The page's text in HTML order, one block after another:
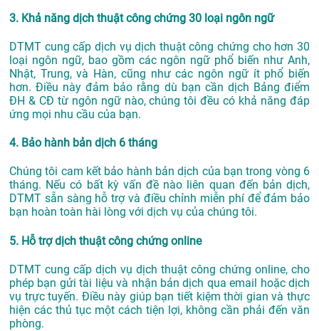
3. Khả năng dịch thuật công chứng 30 loại ngôn ngữ
DTMT cung cấp dịch vụ dịch thuật công chứng cho hơn 30
loại ngôn ngữ, bao gồm các ngôn ngữ phổ biến như Anh,
Nhật, Trung, và Hàn, cũng như các ngôn ngữ ít phổ biến
hơn. Điều này đảm bảo rằng dù bạn cần dịch Bảng điểm
ĐH & CĐ từ ngôn ngữ nào, chúng tôi đều có khả năng đáp
ứng mọi nhu cầu của bạn.
4. Bảo hành bản dịch 6 tháng
Chúng tôi cam kết bảo hành bản dịch của bạn trong vòng 6
tháng. Nếu có bất kỳ vấn đề nào liên quan đến bản dịch,
DTMT sẵn sàng hỗ trợ và điều chỉnh miễn phí để đảm bảo
bạn hoàn toàn hài lòng với dịch vụ của chúng tôi.
5. Hỗ trợ dịch thuật công chứng online
DTMT cung cấp dịch vụ dịch thuật công chứng online, cho
phép bạn gửi tài liệu và nhận bản dịch qua email hoặc dịch
vụ trực tuyến. Điều này giúp bạn tiết kiệm thời gian và thực
hiện các thủ tục một cách tiện lợi, không cần phải đến văn
phòng.